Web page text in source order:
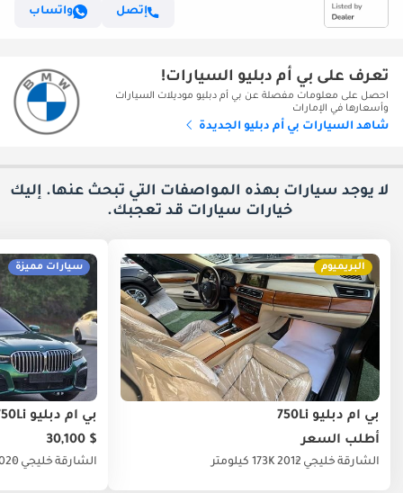
إتصل واتساب
تعرف على بي أم دبليو السيارات!
احصل على معلومات مفصلة عن بي أم دبليو موديلات السيارات
وأسعارها في الإمارات
شاهد السيارات بي أم دبليو الجديدة
لا يوجد سيارات بهذه المواصفات التي تبحث عنها. إليك
خيارات سيارات قد تعجبك.
البريميوم
بي أم دبليو 750Li
أطلب السعر
الشارقة خليجي 2012173K كيلومتر
سيارات مميزة
بي أم دبليو 750Li
$ 30,100
الشارقة خليجي